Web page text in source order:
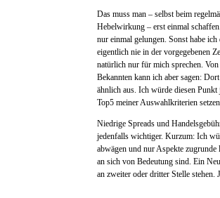
Das muss man – selbst beim
Hebelwirkung – erst einmal
nur einmal gelungen. Sonst habe
eigentlich nie in der vorgegebenen
natürlich nur für mich sprechen.
Bekannten kann ich aber sagen:
ähnlich aus. Ich würde diesen
Top5 meiner Auswahlkriterien
Niedrige Spreads und
jedenfalls wichtiger. Kurzum: Ich
abwägen und nur Aspekte zugrunde
an sich von Bedeutung sind. Ein
an zweiter oder dritter Stelle stehen.